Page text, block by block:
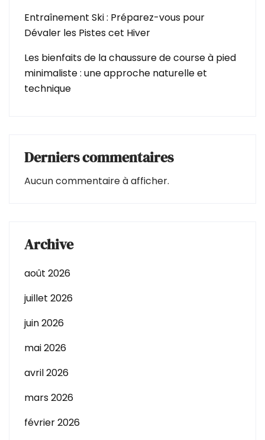
Entraînement Ski : Préparez-vous pour
Dévaler les Pistes cet Hiver
Les bienfaits de la chaussure de course à pied
minimaliste : une approche naturelle et
technique
Derniers commentaires
Aucun commentaire à afficher.
Archive
août 2026
juillet 2026
juin 2026
mai 2026
avril 2026
mars 2026
février 2026